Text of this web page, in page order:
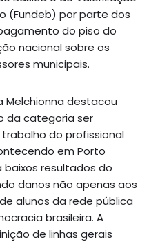
(Fundeb) por parte dos
do piso do
nacional sobre os
municipais.
Melchionna destacou
da categoria ser
do profissional
em Porto
baixos resultados do
danos não apenas aos
alunos da rede pública
brasileira. A
de linhas gerais